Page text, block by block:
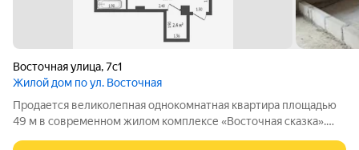
Восточная улица,7с1
Жилой дом по ул. Восточная
Продается великолепная однокомнатная квартира площадью
49 м в современном жилом комплексе «Восточная сказка».